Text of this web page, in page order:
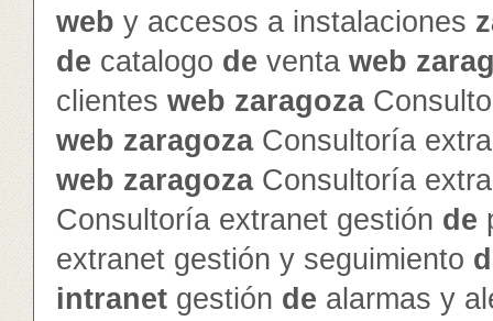
web y accesos a instalaciones
de catalogo de venta web
clientes web zaragoza
web zaragozaConsultoría
web zaragozaConsultoría
Consultoría extranet gestión de
extranet gestión y seguimiento
intranet gestión de alarmas y